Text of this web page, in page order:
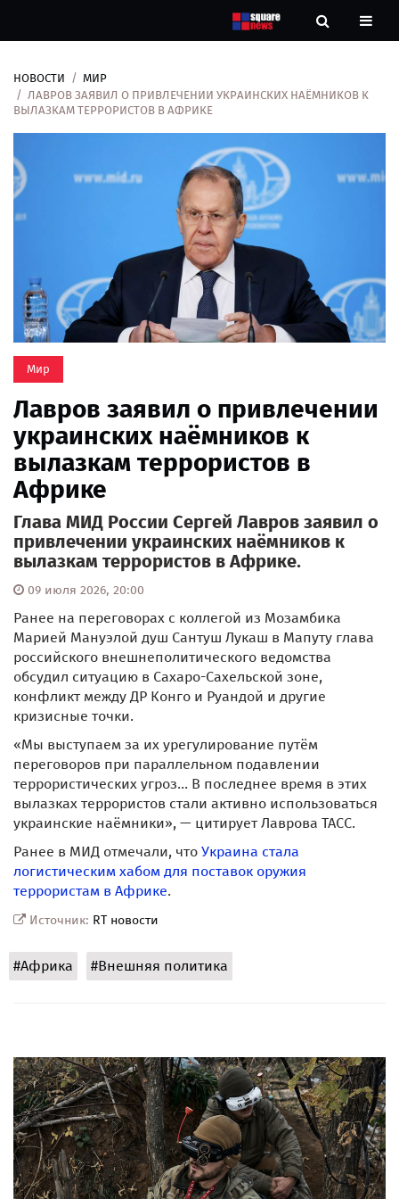
Новости
Рубрики
Контакты
О
НОВОСТИ
МИР
ЛАВРОВ ЗАЯВИЛ О ПРИВЛЕЧЕНИИ УКРАИНСКИХ НАЁМНИКОВ К
ВЫЛАЗКАМ ТЕРРОРИСТОВ В АФРИКЕ
Мир
Лавров заявил о привлечении
украинских наёмников к
вылазкам террористов в
Африке
Глава МИД России Сергей Лавров заявил о
привлечении украинских наёмников к
вылазкам террористов в Африке.
09 июля 2026, 20:00
Ранее на переговорах с коллегой из Мозамбика
Марией Мануэлой душ Сантуш Лукаш в Мапуту глава
российского внешнеполитического ведомства
обсудил ситуацию в Сахаро-Сахельской зоне,
конфликт между ДР Конго и Руандой и другие
кризисные точки.
«Мы выступаем за их урегулирование путём
переговоров при параллельном подавлении
террористических угроз... В последнее время в этих
вылазках террористов стали активно использоваться
украинские наёмники», — цитирует Лаврова ТАСС.
Ранее в МИД отмечали, что Украина стала
логистическим хабом для поставок оружия
террористам в Африке.
Источник: RT новости
#Африка #Внешняя политика